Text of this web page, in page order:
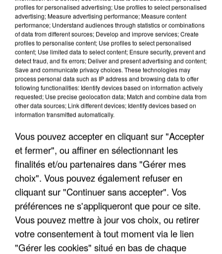
L’UN DES FONDATEURS SUPPOSÉS DE LA DZ
MAFIA INTERPELLÉ EN ALGÉRIE
profiles for personalised advertising; Use profiles to select personalised
advertising; Measure advertising performance; Measure content
performance; Understand audiences through statistics or combinations
of data from different sources; Develop and improve services; Create
profiles to personalise content; Use profiles to select personalised
content; Use limited data to select content; Ensure security, prevent and
detect fraud, and fix errors; Deliver and present advertising and content;
Save and communicate privacy choices. These technologies may
process personal data such as IP address and browsing data to offer
following functionalities: Identify devices based on information actively
requested; Use precise geolocation data; Match and combine data from
other data sources; Link different devices; Identify devices based on
information transmitted automatically.
Vous pouvez accepter en cliquant sur "Accepter
et fermer", ou affiner en sélectionnant les
finalités et/ou partenaires dans "Gérer mes
choix". Vous pouvez également refuser en
cliquant sur "Continuer sans accepter". Vos
préférences ne s'appliqueront que pour ce site.
Vous pouvez mettre à jour vos choix, ou retirer
votre consentement à tout moment via le lien
"Gérer les cookies" situé en bas de chaque